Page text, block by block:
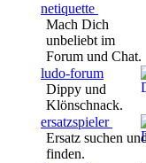
netiquette
Mach Dich
unbeliebt im
Forum und Chat.
ludo-forum
Dippy und
Klönschnack.
ersatzspieler
Ersatz suchen
finden.